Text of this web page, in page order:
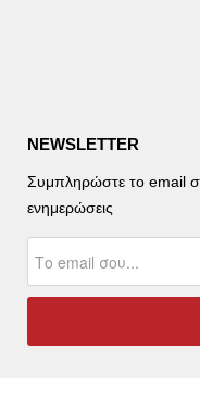
NEWSLETTER
Συμπληρώστε το email
ενημερώσεις